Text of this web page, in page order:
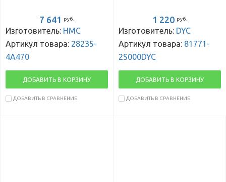
7 641 руб.
Изготовитель: HMC
Артикул товара: 28235-
4A470
ДОБАВИТЬ В КОРЗИНУ
ДОБАВИТЬ В СРАВНЕНИЕ
1 220 руб.
Изготовитель: DYC
Артикул товара: 81771-
2S000DYC
ДОБАВИТЬ В КОРЗИНУ
ДОБАВИТЬ В СРАВНЕНИЕ